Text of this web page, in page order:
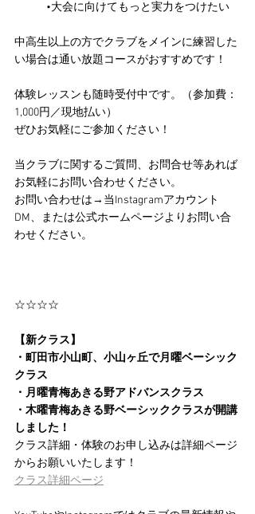
	•大会に向けてもっと実力をつけたい
中高生以上の方でクラブをメインに練習した
い場合は通い放題コースがおすすめです！
体験レッスンも随時受付中です。（参加費：
1,000円／現地払い）
ぜひお気軽にご参加ください！
当クラブに関するご質問、お問合せ等あれば
お気軽にお問い合わせください。
お問い合わせは→当Instagramアカウント
DM、または公式ホームページよりお問い合
わせください。
☆☆☆☆
【新クラス】
・町田市小山町、小山ヶ丘で月曜ベーシック
クラス
・月曜青梅あきる野アドバンスクラス
・木曜青梅あきる野ベーシッククラスが開講
しました！
クラス詳細・体験のお申し込みは詳細ページ
からお願いいたします！
クラス詳細ページ